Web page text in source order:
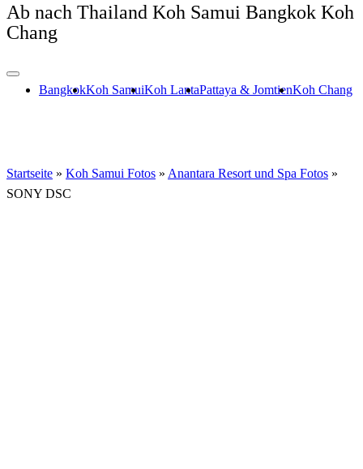
Ab nach Thailand Koh Samui Bangkok Koh
Chang
BangkokKoh SamuiKoh LantaPattaya & JomtienKoh Chang
Startseite » Koh Samui Fotos » Anantara Resort und Spa Fotos »
SONY DSC